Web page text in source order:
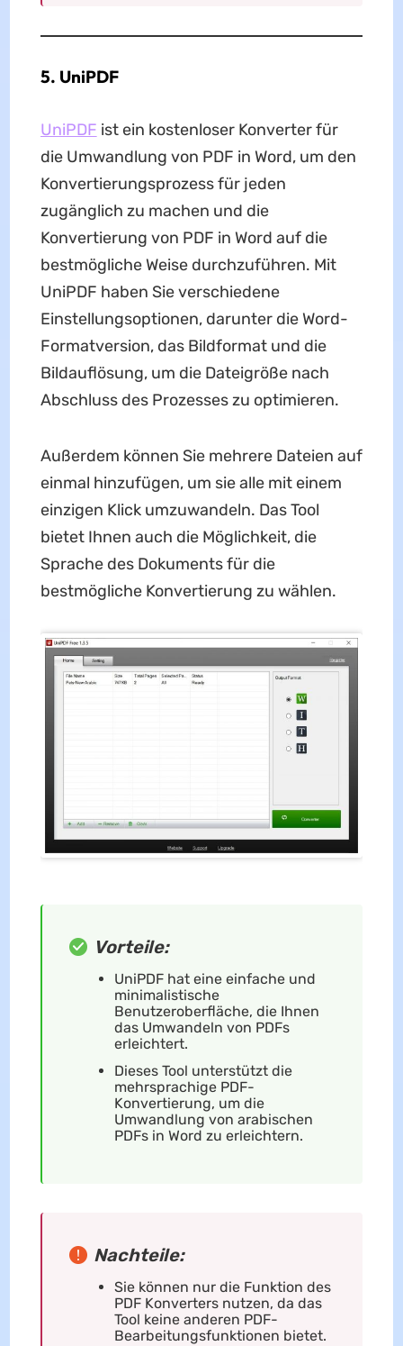
5. UniPDF
UniPDF ist ein kostenloser Konverter für
die Umwandlung von PDF in Word, um den
Konvertierungsprozess für jeden
zugänglich zu machen und die
Konvertierung von PDF in Word auf die
bestmögliche Weise durchzuführen. Mit
UniPDF haben Sie verschiedene
Einstellungsoptionen, darunter die Word-
Formatversion, das Bildformat und die
Bildauflösung, um die Dateigröße nach
Abschluss des Prozesses zu optimieren.
Außerdem können Sie mehrere Dateien auf
einmal hinzufügen, um sie alle mit einem
einzigen Klick umzuwandeln. Das Tool
bietet Ihnen auch die Möglichkeit, die
Sprache des Dokuments für die
bestmögliche Konvertierung zu wählen.
Vorteile:
UniPDF hat eine einfache und
minimalistische
Benutzeroberfläche, die Ihnen
das Umwandeln von PDFs
erleichtert.
Dieses Tool unterstützt die
mehrsprachige PDF-
Konvertierung, um die
Umwandlung von arabischen
PDFs in Word zu erleichtern.
Nachteile:
Sie können nur die Funktion des
PDF Konverters nutzen, da das
Tool keine anderen PDF-
Bearbeitungsfunktionen bietet.